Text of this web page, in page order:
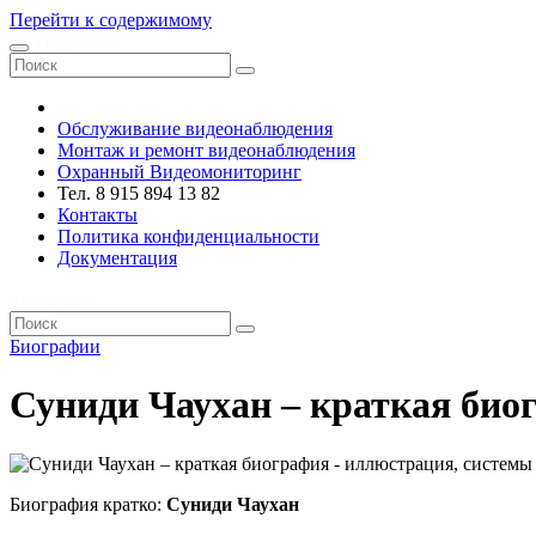
Перейти к содержимому
Обслуживание видеонаблюдения
Монтаж и ремонт видеонаблюдения
Охранный Видеомониторинг
Тел. 8 915 894 13 82
Контакты
Политика конфиденциальности
Документация
Биографии
Суниди Чаухан – краткая
Биография кратко: Суниди Чаухан